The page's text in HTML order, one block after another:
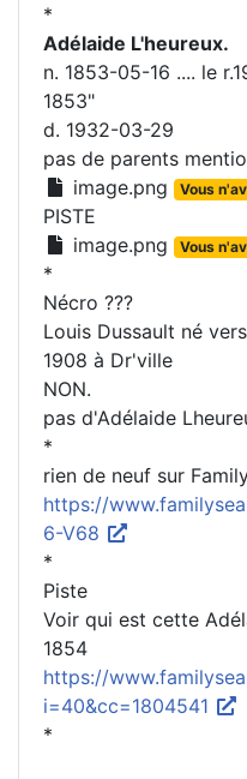
*
Adélaide L'heureux.
n. 1853-05-16 .... le
1853"
d. 1932-03-29
pas de parents
image.png
Vous
PISTE
image.png
Vous
*
Nécro ???
Louis Dussault né
1908 à Dr'ville
NON.
pas d'Adélaide
*
rien de neuf sur
https://
6-V68
*
Piste
Voir qui est cette
1854
https://
i=40&cc=1804541
*